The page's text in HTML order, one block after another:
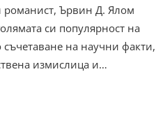
романист, Ървин Д. Ялом
си популярност на
съчетаване на научни факти,
измислица и…